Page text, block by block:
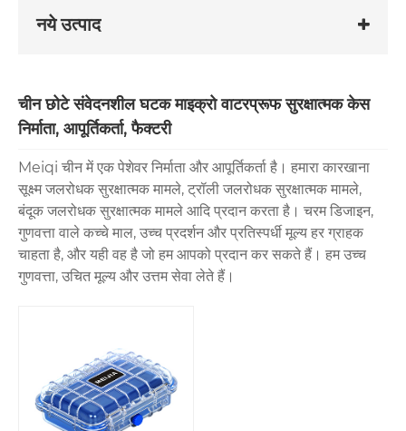
नये उत्पाद
चीन छोटे संवेदनशील घटक माइक्रो वाटरप्रूफ सुरक्षात्मक केस
निर्माता, आपूर्तिकर्ता, फैक्टरी
Meiqi चीन में एक पेशेवर निर्माता और आपूर्तिकर्ता है। हमारा कारखाना
सूक्ष्म जलरोधक सुरक्षात्मक मामले, ट्रॉली जलरोधक सुरक्षात्मक मामले,
बंदूक जलरोधक सुरक्षात्मक मामले आदि प्रदान करता है। चरम डिजाइन,
गुणवत्ता वाले कच्चे माल, उच्च प्रदर्शन और प्रतिस्पर्धी मूल्य हर ग्राहक
चाहता है, और यही वह है जो हम आपको प्रदान कर सकते हैं। हम उच्च
गुणवत्ता, उचित मूल्य और उत्तम सेवा लेते हैं।